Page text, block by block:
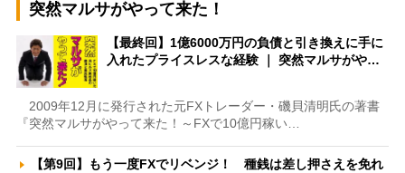
突然マルサがやって来た！
【最終回】1億6000万円の負債と引き換えに手に
入れたプライスレスな経験 ｜ 突然マルサがや…
2009年12月に発行された元FXトレーダー・磯貝清明氏の著書
『突然マルサがやって来た！～FXで10億円稼い…
【第9回】もう一度FXでリベンジ！ 種銭は差し押さえを免れ